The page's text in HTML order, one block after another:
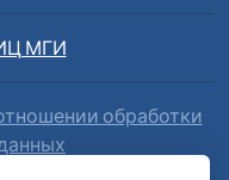
МГИ
обработки